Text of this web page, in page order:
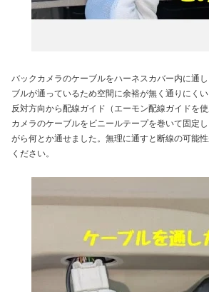
バックカメラのケーブルをハーネスカバー内に通
ブルが通っているため空間に余裕が無く通りにく
反対方向から配線ガイド（エーモン配線ガイドを
カメラのケーブルをビニールテープを巻いて固定
がら何とか通せました。無理に通すと断線の可能
ください。